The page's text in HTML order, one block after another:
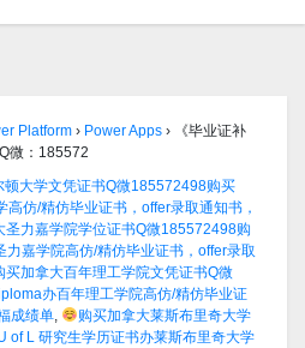
Platform › Power Apps ›
《毕业证补
微：185572
顿大学文凭证书Q微185572498购买
仿/精仿毕业证书，offer录取通知书，
圣力嘉学院学位证书Q微185572498购
嘉学院高仿/精仿毕业证书，offer录取
买加拿大百年理工学院文凭证书Q微
办百年理工学院高仿/精仿毕业证
成绩单,
购买加拿大莱斯布里奇大学
of L 研究生学历证书办莱斯布里奇大学